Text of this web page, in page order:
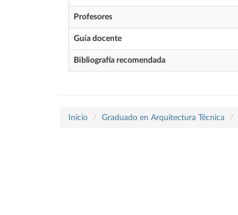
Profesores
Guía docente
Bibliografía recomendada
Inicio Graduado en Arquitectura Técnica